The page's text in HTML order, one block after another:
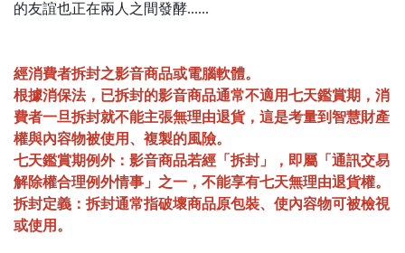
的友誼也正在兩人之間發酵......
經消費者拆封之影音商品或電腦軟體。
根據消保法，已拆封的影音商品通常不適用七天鑑賞期，消
費者一旦拆封就不能主張無理由退貨，這是考量到智慧財產
權與內容物被使用、複製的風險。
七天鑑賞期例外：影音商品若經「拆封」，即屬「通訊交易
解除權合理例外情事」之一，不能享有七天無理由退貨權。
拆封定義：拆封通常指破壞商品原包裝、使內容物可被檢視
或使用。